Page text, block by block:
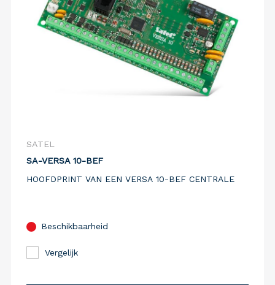
SATEL
SA-VERSA 10-BEF
HOOFDPRINT VAN EEN VERSA 10-BEF CENTRALE
Beschikbaarheid
Vergelijk